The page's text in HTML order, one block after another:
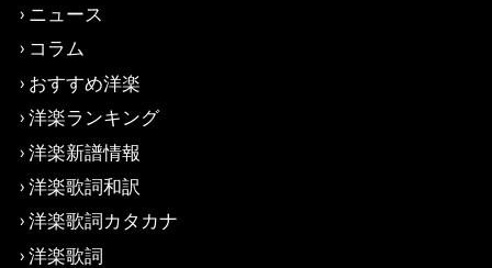
ニュース
コラム
おすすめ洋楽
洋楽ランキング
洋楽新譜情報
洋楽歌詞和訳
洋楽歌詞カタカナ
洋楽歌詞